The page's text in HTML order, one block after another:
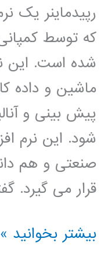
رپیدماینر یک
که توسط
شده است. این
ماشین و داده
پیش بینی و
شود. این نرم
صنعتی و هم
قرار می گیرد.
فيلم
بیشتر بخوانید »